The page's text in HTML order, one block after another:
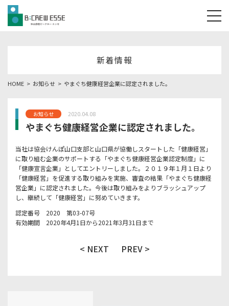
新着情報
HOME お知らせ やまぐち健康経営企業に認定されました。
お知らせ 2020.04.08
やまぐち健康経営企業に認定されました。
当社は協会けんぽ山口支部と山口県が協働しスタートした「健康経営」
に取り組む企業のサポートする「やまぐち健康経営企業認定制度」に
「健康宣言企業」としてエントリーしました。２０１９年１月１日より
「健康経営」を促進する取り組みを実施、審査の結果「やまぐち健康経
営企業」に認定されました。今後は取り組みをよりブラッシュアップ
し、継続して「健康経営」に努めていきます。
認定番号 2020 第03-07号
有効期間 2020年4月1日から2021年3月31日まで
< NEXT PREV >